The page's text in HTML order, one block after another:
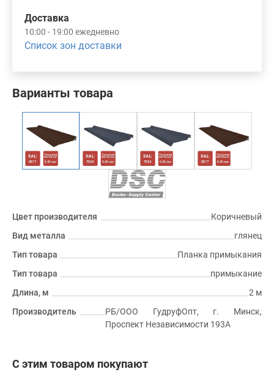
Варианты товара
Цвет производителя
Коричневый
Вид металла
глянец
Тип товара
Планка примыкания
Тип товара
примыкание
Длина, м
2 м
Производитель
РБ/ООО ГудруфОпт, г. Минск,
Проспект Независимости 193A
С этим товаром покупают
Доставка
10:00 - 19:00 ежедневно
Список зон доставки